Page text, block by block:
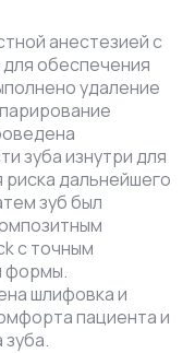
анестезией с
обеспечения
удаление
зуба изнутри для
риска дальнейшего
зуб был
с точным
формы.
шлифовка и
пациента и